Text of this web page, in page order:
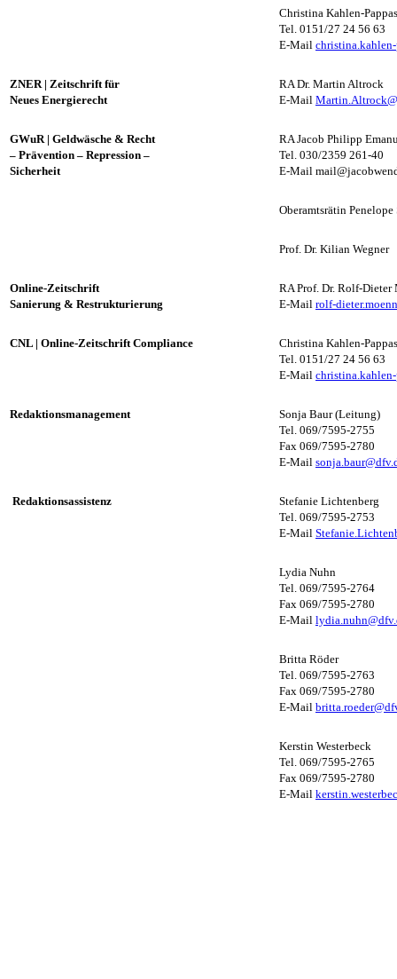
Christina Kahlen-
Tel. 0151/27 24 56 63
E-Mail
ZNER | Zeitschrift für
Neues Energierecht
RA Dr. Martin Altrock
E-Mail
GWuR | Geldwäsche & Recht
– Prävention – Repression –
Sicherheit
RA Jacob Philipp
Tel. 030/2359 261-40
E-Mail
Oberamtsrätin Penelope
Prof. Dr. Kilian Wegner
Online-Zeitschrift
Sanierung & Restrukturierung
RA Prof. Dr. Rolf-
E-Mail rolf-
CNL | Online-Zeitschrift Compliance
Christina Kahlen-
Tel. 0151/27 24 56 63
E-Mail
Redaktionsmanagement
Sonja Baur (Leitung)
Tel. 069/7595-2755
Fax 069/7595-2780
E-Mail
Redaktionsassistenz
Stefanie Lichtenberg
Tel. 069/7595-2753
E-Mail
Lydia Nuhn
Tel. 069/7595-2764
Fax 069/7595-2780
E-Mail
Britta Röder
Tel. 069/7595-2763
Fax 069/7595-2780
E-Mail
Kerstin Westerbeck
Tel. 069/7595-2765
Fax 069/7595-2780
E-Mail